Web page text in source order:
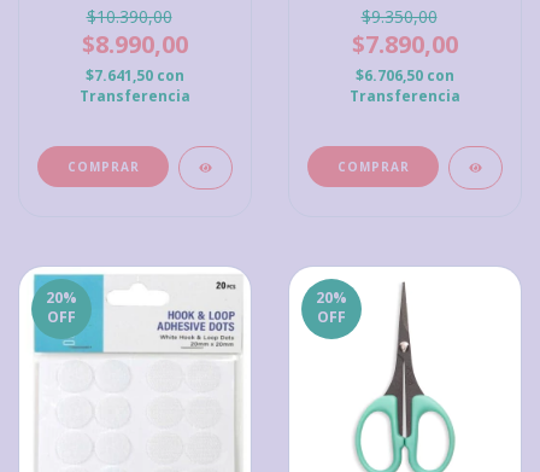
longitud
$10.390,00
$8.990,00
$7.641,50 con
Transferencia
$9.350,00
$7.890,00
$6.706,50 con
Transferencia
20%
OFF
20%
OFF